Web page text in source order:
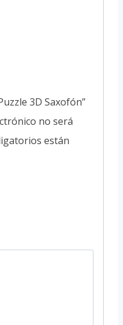
3D Saxofón”
no será
están